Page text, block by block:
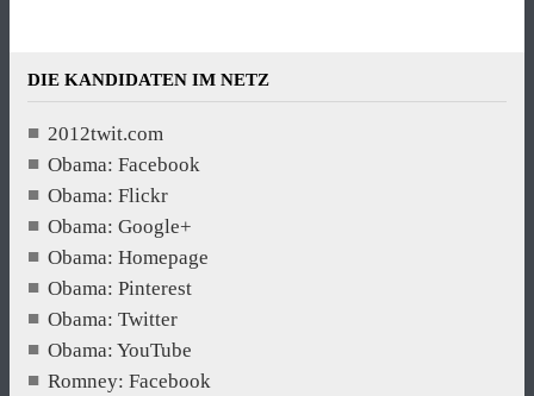
DIE KANDIDATEN IM NETZ
2012twit.com
Obama: Facebook
Obama: Flickr
Obama: Google+
Obama: Homepage
Obama: Pinterest
Obama: Twitter
Obama: YouTube
Romney: Facebook